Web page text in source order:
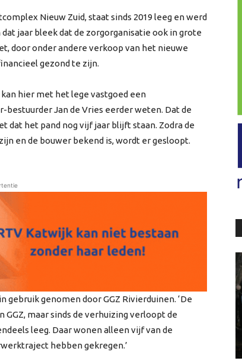
Nieuw Zuid, staat sinds 2019 leeg en werd
jaar bleek dat de zorgorganisatie ook in grote
door onder andere verkoop van het nieuwe
gezond te zijn.
hier met het lege vastgoed een
Jan de Vries eerder weten. Dat de
dat het pand nog vijf jaar blijft staan. Zodra de
en de bouwer bekend is, wordt er gesloopt.
genomen door GGZ Rivierduinen. ‘De
maar sinds de verhuizing verloopt de
leeg. Daar wonen alleen vijf van de
hebben gekregen.’